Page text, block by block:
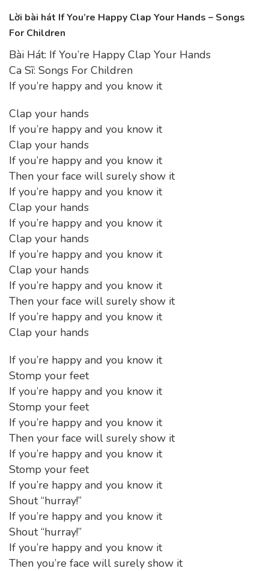
Lời bài hát If You’re Happy Clap Your Hands – Songs
For Children
Bài Hát: If You’re Happy Clap Your Hands
Ca Sĩ: Songs For Children
If you’re happy and you know it
Clap your hands
If you’re happy and you know it
Clap your hands
If you’re happy and you know it
Then your face will surely show it
If you’re happy and you know it
Clap your hands
If you’re happy and you know it
Clap your hands
If you’re happy and you know it
Clap your hands
If you’re happy and you know it
Then your face will surely show it
If you’re happy and you know it
Clap your hands
If you’re happy and you know it
Stomp your feet
If you’re happy and you know it
Stomp your feet
If you’re happy and you know it
Then your face will surely show it
If you’re happy and you know it
Stomp your feet
If you’re happy and you know it
Shout “hurray!”
If you’re happy and you know it
Shout “hurray!”
If you’re happy and you know it
Then you’re face will surely show it